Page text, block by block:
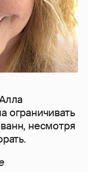
ограничивать
несмотря